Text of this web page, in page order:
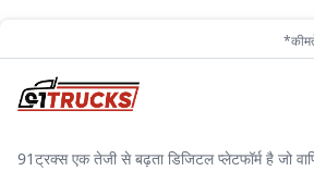
91ट्रक्स एक तेजी से बढ़ता डिजिटल प्लेटफॉर्म है जो